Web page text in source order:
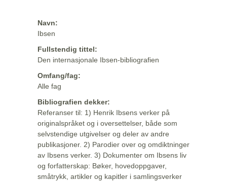
Navn:
Ibsen
Fullstendig tittel:
Den internasjonale Ibsen-bibliografien
Omfang/fag:
Alle fag
Bibliografien dekker:
Referanser til: 1) Henrik Ibsens verker på
originalspråket og i oversettelser, både som
selvstendige utgivelser og deler av andre
publikasjoner. 2) Parodier over og omdiktninger
av Ibsens verker. 3) Dokumenter om Ibsens liv
og forfatterskap: Bøker, hovedoppgaver,
småtrykk, artikler og kapitler i samlingsverker